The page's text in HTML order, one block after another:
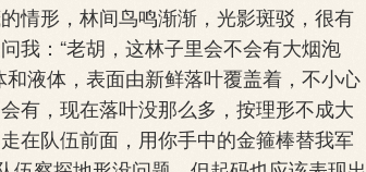
形，林间鸟鸣渐渐，光影斑驳，很有
我：“老胡，这林子里会不会有大烟泡
液体，表面由新鲜落叶覆盖着，不小心
有，现在落叶没那么多，按理形不成大
在队伍前面，用你手中的金箍棒替我军